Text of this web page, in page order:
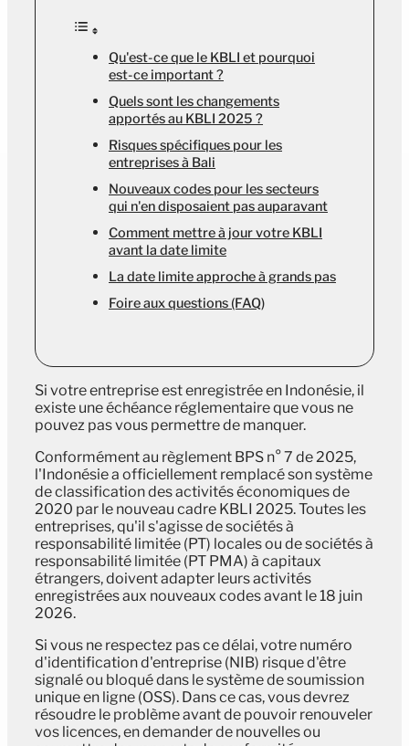
Qu'est-ce que le KBLI et pourquoi
est-ce important ?
Quels sont les changements
apportés au KBLI 2025 ?
Risques spécifiques pour les
entreprises à Bali
Nouveaux codes pour les secteurs
qui n'en disposaient pas auparavant
Comment mettre à jour votre KBLI
avant la date limite
La date limite approche à grands pas
Foire aux questions (FAQ)
Si votre entreprise est enregistrée en Indonésie, il
existe une échéance réglementaire que vous ne
pouvez pas vous permettre de manquer.
Conformément au règlement BPS n° 7 de 2025,
l'Indonésie a officiellement remplacé son système
de classification des activités économiques de
2020 par le nouveau cadre KBLI 2025. Toutes les
entreprises, qu'il s'agisse de sociétés à
responsabilité limitée (PT) locales ou de sociétés à
responsabilité limitée (PT PMA) à capitaux
étrangers, doivent adapter leurs activités
enregistrées aux nouveaux codes avant le 18 juin
2026.
Si vous ne respectez pas ce délai, votre numéro
d'identification d'entreprise (NIB) risque d'être
signalé ou bloqué dans le système de soumission
unique en ligne (OSS). Dans ce cas, vous devrez
résoudre le problème avant de pouvoir renouveler
vos licences, en demander de nouvelles ou